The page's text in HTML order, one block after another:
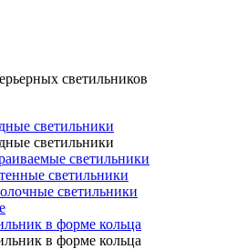
светильников
светильники
светильники
светильники
светильники
светильники
в форме кольца
в форме кольца